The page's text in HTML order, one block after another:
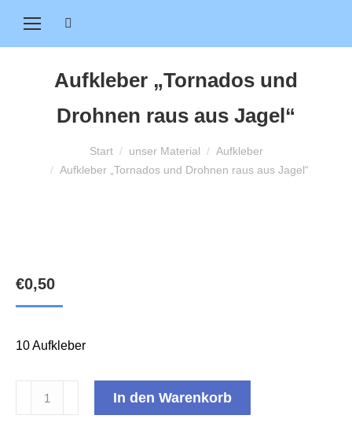
Search:
Aufkleber „Tornados und
Drohnen raus aus Jagel“
Sie befinden sich hier:
Start unser Material
Aufkleber
Aufkleber „Tornados und Drohnen raus aus Jagel“
€0,50
10 Aufkleber
"Tornados
In den Warenkorb